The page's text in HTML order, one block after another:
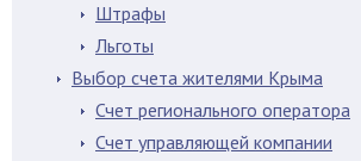
Штрафы
Льготы
Выбор счета жителями Крыма
Счет регионального оператора
Счет управляющей компании